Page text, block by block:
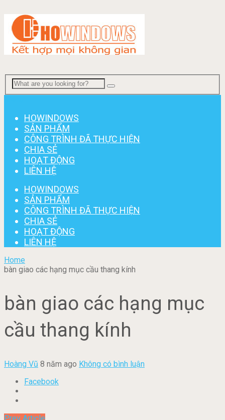
HOWINDOWS
SẢN PHẨM
CÔNG TRÌNH ĐÃ THỰC HIỆN
CHIA SẺ
HOẠT ĐỘNG
LIÊN HỆ
HOWINDOWS
SẢN PHẨM
CÔNG TRÌNH ĐÃ THỰC HIỆN
CHIA SẺ
HOẠT ĐỘNG
LIÊN HỆ
Home
bàn giao các hạng mục cầu thang kính
bàn giao các hạng mục
cầu thang kính
Hoàng Vũ 8 năm ago Không có bình luận
Facebook